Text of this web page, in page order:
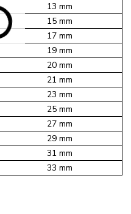
13 mm
15 mm
17 mm
19 mm
20 mm
21 mm
23 mm
25 mm
27 mm
29 mm
31 mm
33 mm